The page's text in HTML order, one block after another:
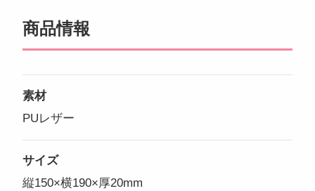
商品情報
素材
PUレザー
サイズ
縦150×横190×厚20mm